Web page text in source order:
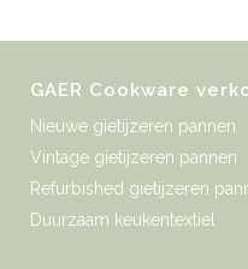
GAER Cookware
Nieuwe gietijzeren pannen
Vintage gietijzeren pannen
Refurbished gietijzeren
Duurzaam keukentextiel